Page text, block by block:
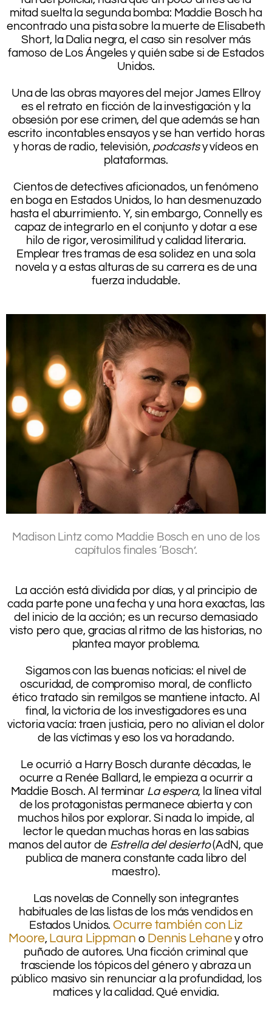
mitad suelta la segunda bomba: Maddie Bosch ha
encontrado una pista sobre la muerte de Elisabeth
Short, la Dalia negra, el caso sin resolver más
famoso de Los Ángeles y quién sabe si de Estados
Unidos.
Una de las obras mayores del mejor James Ellroy
es el retrato en ficción de la investigación y la
obsesión por ese crimen, del que además se han
escrito incontables ensayos y se han vertido horas
y horas de radio, televisión, podcastsy vídeos en
plataformas.
Cientos de detectives aficionados, un fenómeno
en boga en Estados Unidos, lo han desmenuzado
hasta el aburrimiento. Y, sin embargo, Connelly es
capaz de integrarlo en el conjunto y dotar a ese
hilo de rigor, verosimilitud y calidad literaria.
Emplear tres tramas de esa solidez en una sola
novela y a estas alturas de su carrera es de una
fuerza indudable.
Madison Lintz como Maddie Bosch en uno de los
capítulos finales ‘Bosch’.
La acción está dividida por días, y al principio de
cada parte pone una fecha y una hora exactas, las
del inicio de la acción; es un recurso demasiado
visto pero que, gracias al ritmo de las historias, no
plantea mayor problema.
Sigamos con las buenas noticias: el nivel de
oscuridad, de compromiso moral, de conflicto
ético tratado sin remilgos se mantiene intacto. Al
final, la victoria de los investigadores es una
victoria vacía: traen justicia, pero no alivian el dolor
de las víctimas y eso los va horadando.
Le ocurrió a Harry Bosch durante décadas, le
ocurre a Renée Ballard, le empieza a ocurrir a
Maddie Bosch. Al terminar La espera, la línea vital
de los protagonistas permanece abierta y con
muchos hilos por explorar. Si nada lo impide, al
lector le quedan muchas horas en las sabias
manos del autor de Estrella del desierto(AdN, que
publica de manera constante cada libro del
maestro).
Las novelas de Connelly son integrantes
habituales de las listas de los más vendidos en
Estados Unidos.Ocurre también con Liz
Moore, Laura Lippmano Dennis Lehaney otro
puñado de autores. Una ficción criminal que
trasciende los tópicos del género y abraza un
público masivo sin renunciar a la profundidad, los
matices y la calidad. Qué envidia.